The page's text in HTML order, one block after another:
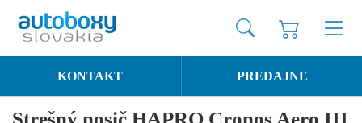
KONTAKT PREDAJNE
Strešný nosič HAPRO Cronos Aero III